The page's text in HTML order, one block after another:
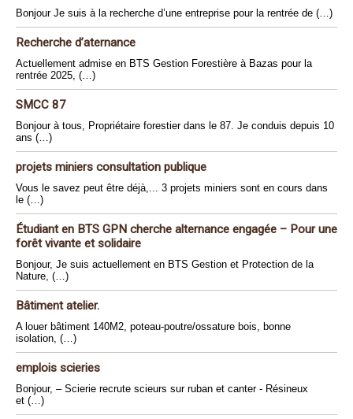
Bonjour Je suis à la recherche d’une entreprise pour la rentrée de (…)
Recherche d’aternance
Actuellement admise en BTS Gestion Forestière à Bazas pour la
rentrée 2025, (…)
SMCC 87
Bonjour à tous, Propriétaire forestier dans le 87. Je conduis depuis 10
ans (…)
projets miniers consultation publique
Vous le savez peut être déjà,... 3 projets miniers sont en cours dans
le (…)
Étudiant en BTS GPN cherche alternance engagée – Pour une
forêt vivante et solidaire
Bonjour, Je suis actuellement en BTS Gestion et Protection de la
Nature, (…)
Bâtiment atelier.
A louer bâtiment 140M2, poteau-poutre/ossature bois, bonne
isolation, (…)
emplois scieries
Bonjour, – Scierie recrute scieurs sur ruban et canter - Résineux
et (…)